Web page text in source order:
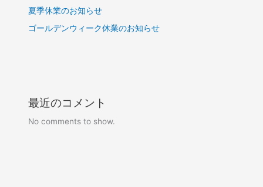
夏季休業のお知らせ
ゴールデンウィーク休業のお知らせ
最近のコメント
No comments to show.